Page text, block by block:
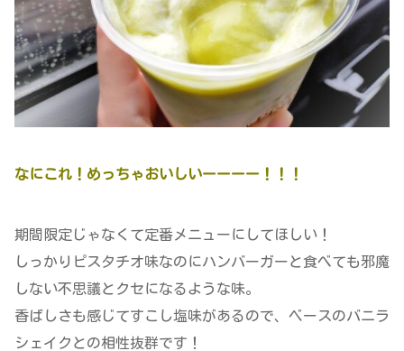
なにこれ！めっちゃおいしいーーーー！！！
期間限定じゃなくて定番メニューにしてほしい！
しっかりピスタチオ味なのにハンバーガーと食べても邪魔
しない不思議とクセになるような味。
香ばしさも感じてすこし塩味があるので、ベースのバニラ
シェイクとの相性抜群です！